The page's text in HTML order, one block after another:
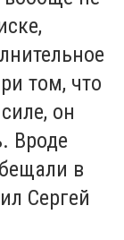
том, что
он
Вроде
в
Сергей